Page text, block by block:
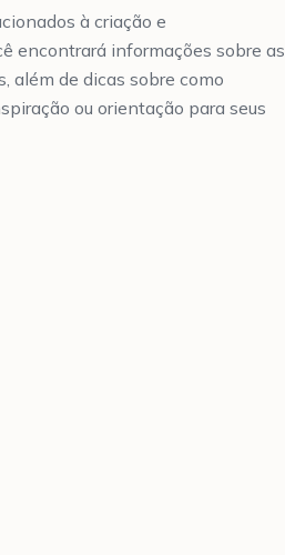
à criação e
encontrará informações sobre as
além de dicas sobre como
ou orientação para seus